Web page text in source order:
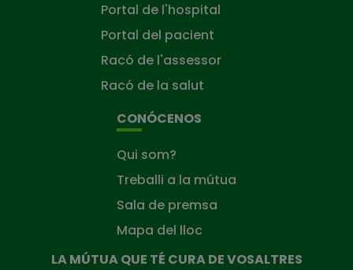
Portal de l'hospital
Portal del pacient
Racó de l'assessor
Racó de la salut
CONÓCENOS
Qui som?
Treballi a la mútua
Sala de premsa
Mapa del lloc
LA MÚTUA QUE TÉ CURA DE VOSALTRES